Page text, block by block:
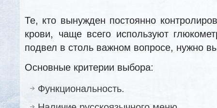
Те, кто вынужден постоянно
крови, чаще всего используют
подвел в столь важном вопросе, нужно
Основные критерии выбора:
Функциональность.